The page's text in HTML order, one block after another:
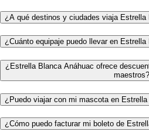
¿A qué destinos y ciudades viaja Estrella
¿Cuánto equipaje puedo llevar en
¿Estrella Blanca Anáhuac ofrece
maestros?
¿Puedo viajar con mi mascota en
¿Cómo puedo facturar mi boleto de